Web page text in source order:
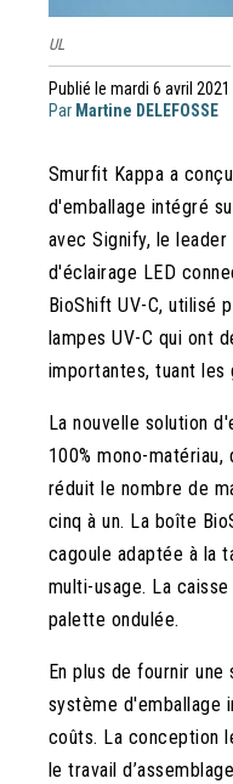
Publié le mardi 6 avril 2021
Par Martine DELEFOSSE
UL
Smurfit Kappa a
d'emballage intégré
avec Signify, le
d'éclairage LED
BioShift UV-C, utilisé
lampes UV-C qui ont
importantes, tuant les
La nouvelle solution
100% mono-
réduit le nombre de
cinq à un. La boîte
cagoule adaptée à la
multi-usage. La
palette ondulée.
En plus de fournir une
système d'emballage
coûts. La conception
le travail